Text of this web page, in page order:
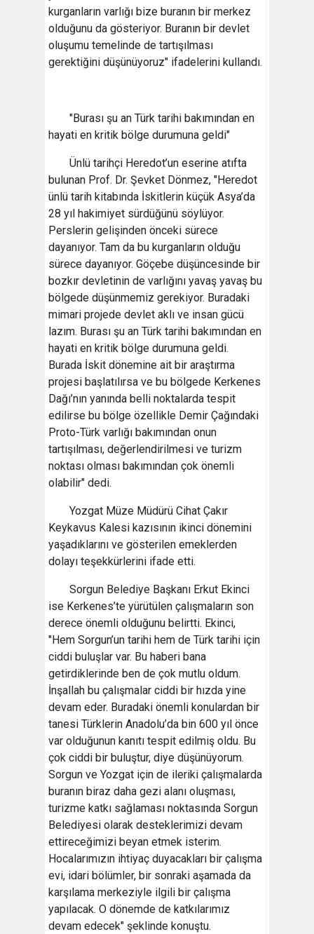
kurganların varlığı bize buranın bir merkez
olduğunu da gösteriyor. Buranın bir devlet
oluşumu temelinde de tartışılması
gerektiğini düşünüyoruz" ifadelerini kullandı.
"Burası şu an Türk tarihi bakımından en
hayati en kritik bölge durumuna geldi"
Ünlü tarihçi Heredot’un eserine atıfta
bulunan Prof. Dr. Şevket Dönmez, "Heredot
ünlü tarih kitabında İskitlerin küçük Asya’da
28 yıl hakimiyet sürdüğünü söylüyor.
Perslerin gelişinden önceki sürece
dayanıyor. Tam da bu kurganların olduğu
sürece dayanıyor. Göçebe düşüncesinde bir
bozkır devletinin de varlığını yavaş yavaş bu
bölgede düşünmemiz gerekiyor. Buradaki
mimari projede devlet aklı ve insan gücü
lazım. Burası şu an Türk tarihi bakımından en
hayati en kritik bölge durumuna geldi.
Burada İskit dönemine ait bir araştırma
projesi başlatılırsa ve bu bölgede Kerkenes
Dağı’nın yanında belli noktalarda tespit
edilirse bu bölge özellikle Demir Çağındaki
Proto-Türk varlığı bakımından onun
tartışılması, değerlendirilmesi ve turizm
noktası olması bakımından çok önemli
olabilir" dedi.
Yozgat Müze Müdürü Cihat Çakır
Keykavus Kalesi kazısının ikinci dönemini
yaşadıklarını ve gösterilen emeklerden
dolayı teşekkürlerini ifade etti.
Sorgun Belediye Başkanı Erkut Ekinci
ise Kerkenes’te yürütülen çalışmaların son
derece önemli olduğunu belirtti. Ekinci,
"Hem Sorgun’un tarihi hem de Türk tarihi için
ciddi buluşlar var. Bu haberi bana
getirdiklerinde ben de çok mutlu oldum.
İnşallah bu çalışmalar ciddi bir hızda yine
devam eder. Buradaki önemli konulardan bir
tanesi Türklerin Anadolu’da bin 600 yıl önce
var olduğunun kanıtı tespit edilmiş oldu. Bu
çok ciddi bir buluştur, diye düşünüyorum.
Sorgun ve Yozgat için de ileriki çalışmalarda
buranın biraz daha gezi alanı oluşması,
turizme katkı sağlaması noktasında Sorgun
Belediyesi olarak desteklerimizi devam
ettireceğimizi beyan etmek isterim.
Hocalarımızın ihtiyaç duyacakları bir çalışma
evi, idari bölümler, bir sonraki aşamada da
karşılama merkeziyle ilgili bir çalışma
yapılacak. O dönemde de katkılarımız
devam edecek" şeklinde konuştu.